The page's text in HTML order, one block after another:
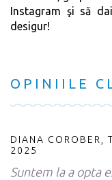
Instagram şi să
desigur!
OPINIILE
DIANA COROBER,
2025
Suntem la a opta